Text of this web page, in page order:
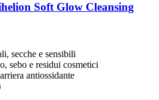
Soft Glow Cleansing
secche e sensibili
sebo e residui cosmetici
antiossidante